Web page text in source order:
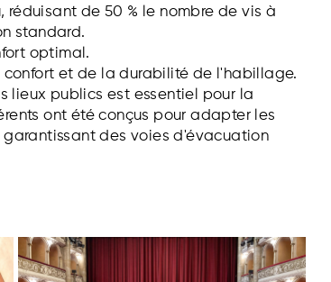
de 50 % le nombre de vis à
standard.
optimal.
confort et de la durabilité de l'habillage.
lieux publics est essentiel pour la
ont été conçus pour adapter les
garantissant des voies d'évacuation